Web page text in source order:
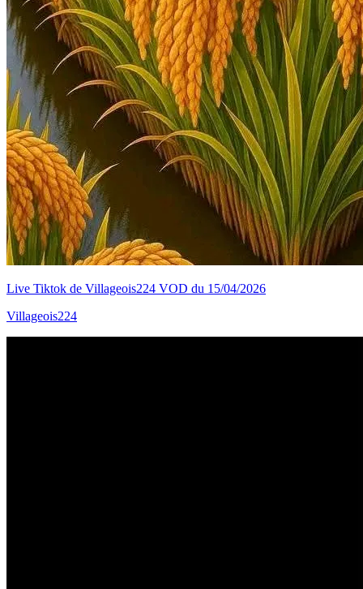
Live Tiktok de Villageois224 VOD du 15/04/2026
Villageois224